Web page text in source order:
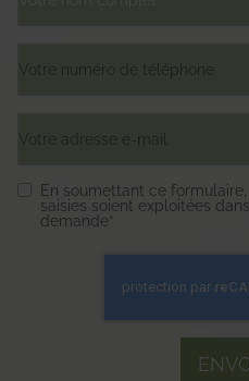
En soumettant ce
saisies soient exploitées
demande*